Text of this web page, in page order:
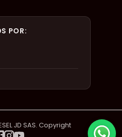
POR:
JD SAS. Copyright